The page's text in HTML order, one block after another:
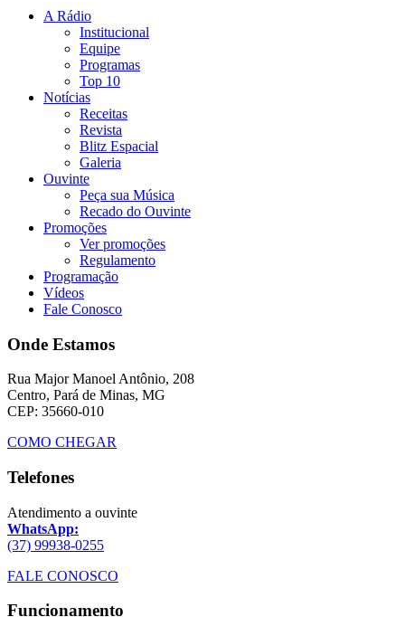
A Rádio
Institucional
Equipe
Programas
Top 10
Notícias
Receitas
Revista
Blitz Espacial
Galeria
Ouvinte
Peça sua Música
Recado do Ouvinte
Promoções
Ver promoções
Regulamento
Programação
Vídeos
Fale Conosco
Onde Estamos
Rua Major Manoel Antônio, 208
Centro, Pará de Minas, MG
CEP: 35660-010
COMO CHEGAR
Telefones
Atendimento a ouvinte
WhatsApp:
(37) 99938-0255
FALE CONOSCO
Funcionamento